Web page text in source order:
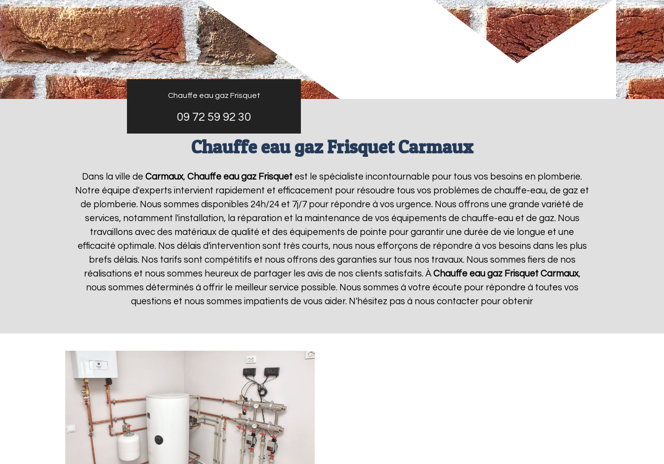
Chauffe eau gaz Frisquet
09 72 59 92 30
Chauffe eau gaz Frisquet Carmaux
Dans la ville de Carmaux, Chauffe eau gaz Frisquet est le spécialiste incontournable pour tous vos besoins en plomberie.
Notre équipe d'experts intervient rapidement et efficacement pour résoudre tous vos problèmes de chauffe-eau, de gaz et
de plomberie. Nous sommes disponibles 24h/24 et 7j/7 pour répondre à vos urgence. Nous offrons une grande variété de
services, notamment l'installation, la réparation et la maintenance de vos équipements de chauffe-eau et de gaz. Nous
travaillons avec des matériaux de qualité et des équipements de pointe pour garantir une durée de vie longue et une
efficacité optimale. Nos délais d'intervention sont très courts, nous nous efforçons de répondre à vos besoins dans les plus
brefs délais. Nos tarifs sont compétitifs et nous offrons des garanties sur tous nos travaux. Nous sommes fiers de nos
réalisations et nous sommes heureux de partager les avis de nos clients satisfaits. ÀChauffe eau gaz Frisquet Carmaux,
nous sommes déterminés à offrir le meilleur service possible. Nous sommes à votre écoute pour répondre à toutes vos
questions et nous sommes impatients de vous aider. N'hésitez pas à nous contacter pour obtenir